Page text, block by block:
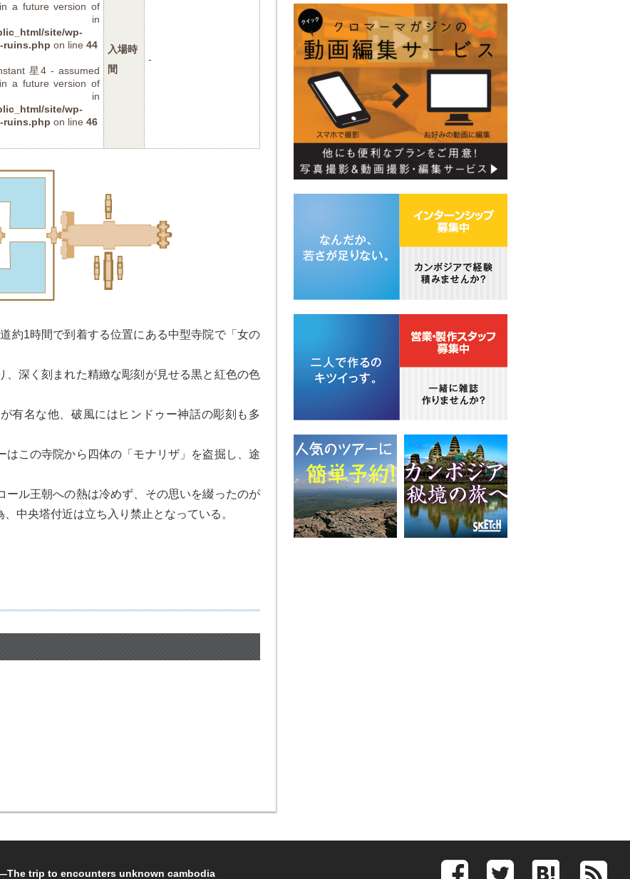
a future version of
in
site/wp-
ruins.php on line 44
星4 - assumed
a future version of
in
site/wp-
ruins.php on line 46
入場時
間
-
約1時間で到着する位置にある中型寺院で「女の
、深く刻まれた精緻な彫刻が見せる黒と紅色の色
有名な他、破風にはヒンドゥー神話の彫刻も多
この寺院から四体の「モナリザ」を盗掘し、途
ール王朝への熱は冷めず、その思いを綴ったのが
中央塔付近は立ち入り禁止となっている。
―The trip to encounters unknown cambodia